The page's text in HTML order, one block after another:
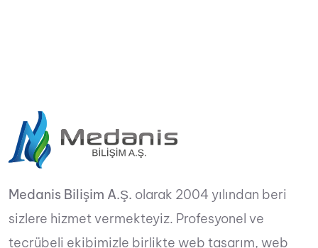
Medanis Bilişim A.Ş. olarak 2004 yılından beri
sizlere hizmet vermekteyiz. Profesyonel ve
tecrübeli ekibimizle birlikte web tasarım, web